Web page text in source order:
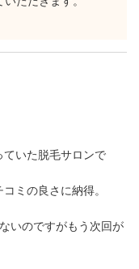
ていた脱毛サロンで
ミの良さに納得。
いのですがもう次回が